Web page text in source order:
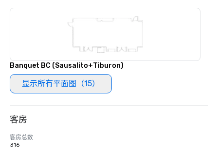
Banquet BC (Sausalito+Tiburon)
显示所有平面图（15）
客房
客房总数
316